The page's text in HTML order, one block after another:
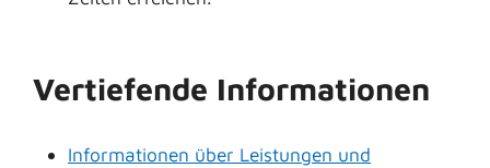
Vertiefende Informationen
Informationen über Leistungen und